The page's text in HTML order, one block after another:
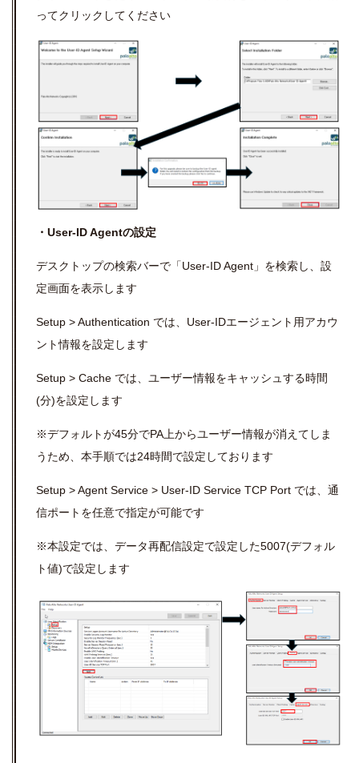
ってクリックしてください
・User-ID Agentの設定
デスクトップの検索バーで「User-ID Agent」を検索し、設
定画面を表示します
Setup > Authentication では、 User-IDエージェント用アカウ
ント情報を設定します
Setup > Cache では、ユーザー情報をキャッシュする時間
(分)を設定します
※デフォルトが45分でPA上からユーザー情報が消えてしま
うため、本手順では24時間で設定しております
Setup > Agent Service > User-ID Service TCP Port では、通
信ポートを任意で指定が可能です
※本設定では、データ再配信設定で設定した5007(デフォル
ト値)で設定します